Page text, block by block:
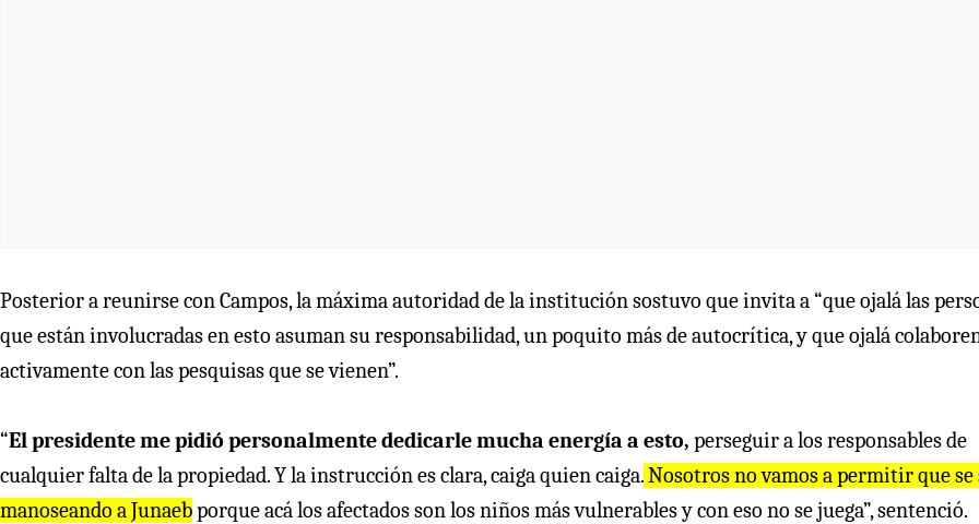
Posterior a reunirse con Campos, la máxima autoridad de la institución sostuvo que invita a “que ojalá las
que están involucradas en esto asuman su responsabilidad, un poquito más de autocrítica, y que ojalá
activamente con las pesquisas que se vienen”.
“El presidente me pidió personalmente dedicarle mucha energía a esto, perseguir a los responsables de
cualquier falta de la propiedad. Y la instrucción es clara, caiga quien caiga.Nosotros no vamos a permitir que se
manoseando a Junaebporque acá los afectados son los niños más vulnerables y con eso no se juega”, sentenció.